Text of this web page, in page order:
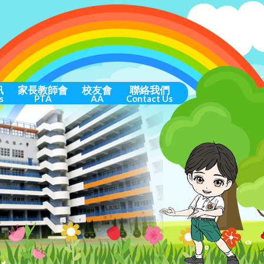
家長教師會
PTA
校友會
AA
聯絡我們
Contact Us